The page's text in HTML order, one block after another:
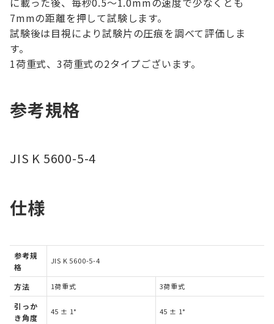
7mmの距離を押して試験します。
試験後は目視により試験片の圧痕を調べて評価しま
す。
1荷重式、3荷重式の2タイプございます。
参考規格
JIS K 5600-5-4
仕様
参考規
格
JIS K 5600-5-4
方法 1荷重式 3荷重式
引っか
き角度
45 ± 1° 45 ± 1°